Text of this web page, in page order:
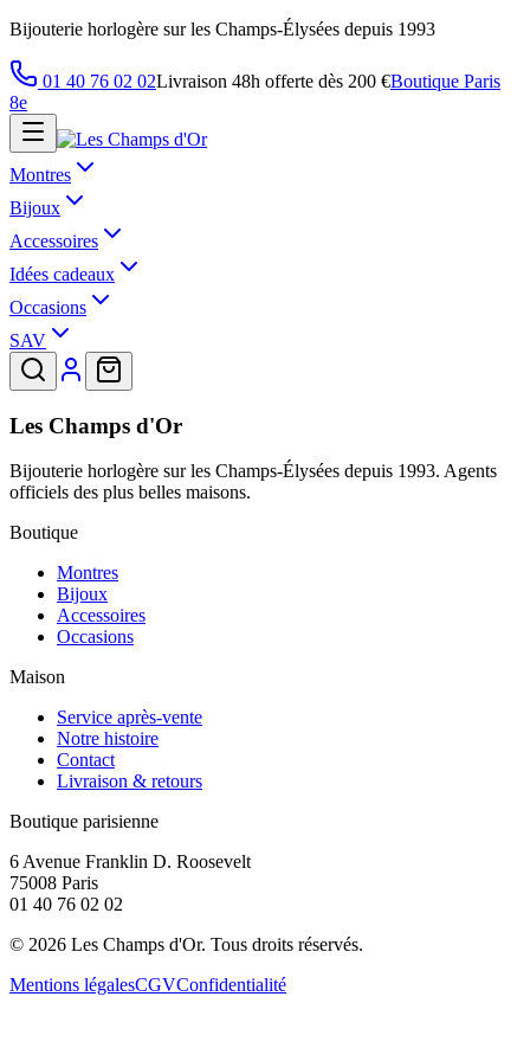
Bijouterie horlogère sur les Champs-Élysées depuis 1993
01 40 76 02 02Livraison 48h offerte dès 200 €Boutique Paris
8e
Montres
Bijoux
Accessoires
Idées cadeaux
Occasions
SAV
Les Champs d'Or
Bijouterie horlogère sur les Champs-Élysées depuis 1993. Agents
officiels des plus belles maisons.
Boutique
Montres
Bijoux
Accessoires
Occasions
Maison
Service après-vente
Notre histoire
Contact
Livraison & retours
Boutique parisienne
6 Avenue Franklin D. Roosevelt
75008 Paris
01 40 76 02 02
© 2026 Les Champs d'Or. Tous droits réservés.
Mentions légalesCGVConfidentialité